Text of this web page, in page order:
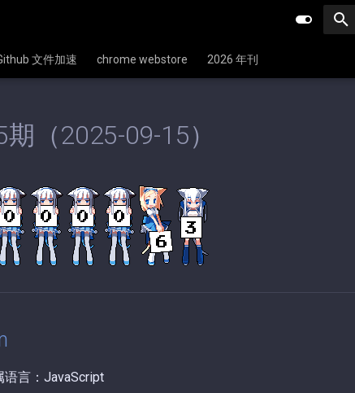
文件加速 chrome webstore 2026 年刊
（2025-09-15）
语言：JavaScript